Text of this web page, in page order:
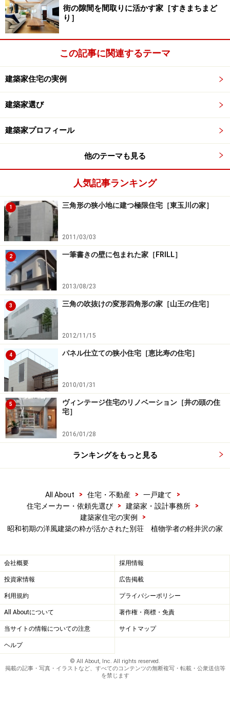
建物の脇にある玄関から入ると、そこは陽光きらめく芝
生の庭に向かって開かれたサンルーム。ここがそのまま
客人を迎え入れる饗応の場所となっています。日本家屋
の縁側に近い発想なのでしょうか、この家でもっとも過
ごしやすく居心地のよい空間が広がっています。遠く都
会の喧噪を離れて、軽井沢の清涼な空気の中でくつろぐ
場所としては最高なのではないでしょうか。庭ではＩさ
んの愛犬たちが、小さな木ぎれをおもちゃ代わりにの～
んびりと遊んでいました。
夏が来れば思い出す～と思わず口ずさみたくなる
庭で遊ぶ愛犬たち
陽光あふれる自然のドッグラン
続く部屋はマントルピースのあるリビング。マントルピ
ースがあるところを見ると、冬場への対応を考えてのこ
とかと思いますが、軽井沢は９月でも寒い日はかなり寒
いとか。ほんとに暖をとるための実用品のようです。
街の隙間を間取りに活かす家［すきまちまど
り］
この記事に関連するテーマ
建築家住宅の実例
建築家選び
建築家プロフィール
他のテーマも見る
人気記事ランキング
1 三角形の狭小地に建つ極限住宅［東玉川の家］
2011/03/03
2 一筆書きの壁に包まれた家［FRILL］
2013/08/23
3 三角の吹抜けの変形四角形の家［山王の住宅］
2012/11/15
4 パネル仕立ての狭小住宅［恵比寿の住宅］
2010/01/31
5
ヴィンテージ住宅のリノベーション［井の頭の住
宅］
2016/01/28
ランキングをもっと見る
All About > 住宅・不動産 > 一戸建て
>
住宅メーカー・依頼先選び
> 建築家・設計事務所
>
建築家住宅の実例
>
昭和初期の洋風建築の粋が活かされた別荘 植物学者の軽井沢の家
会社概要 採用情報
投資家情報 広告掲載
利用規約 プライバシーポリシー
All Aboutについて 著作権・商標・免責
当サイトの情報についての注意 サイトマップ
ヘルプ
© All About, Inc. All rights reserved.
掲載の記事・写真・イラストなど、すべてのコンテンツの無断複写・転載・公衆送信等
を禁じます